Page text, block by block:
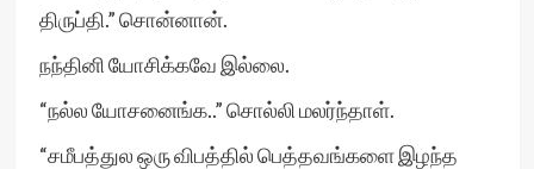
திருப்தி.” சொன்னான்.
நந்தினி யோசிக்கவே இல்லை.
“நல்ல யோசனைங்க..” சொல்லி மலர்ந்தாள்.
“சமீபத்துல ஒரு விபத்தில் பெத்தவங்களை இழந்த